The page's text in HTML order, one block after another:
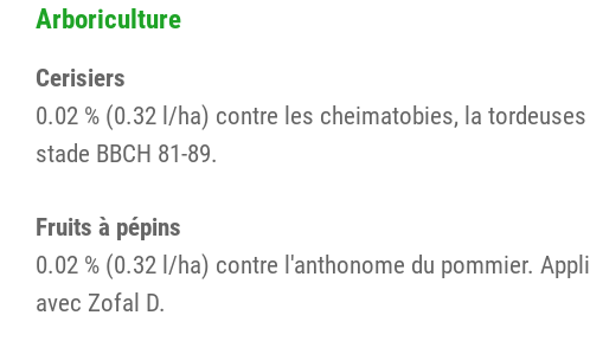
Arboriculture
Cerisiers
0.02 % (0.32 l/ha) contre les cheimatobies, la
stade BBCH 81-89.
Fruits à pépins
0.02 % (0.32 l/ha) contre l'anthonome du pommier.
avec Zofal D.